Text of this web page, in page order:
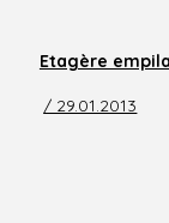
Etagère
/ 29.01.2013